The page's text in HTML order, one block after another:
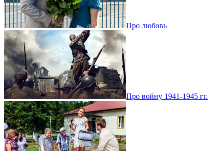
Про любовь
Про войну 1941-1945 гг.